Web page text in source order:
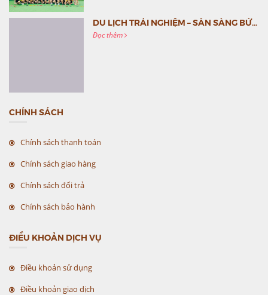
DU LỊCH TRẢI NGHIỆM – SẴN SÀNG BỨT PHÁ CÙNG MC VIỆT NAM
Đọc thêm
CHÍNH SÁCH
Chính sách thanh toán
Chính sách giao hàng
Chính sách đổi trả
Chính sách bảo hành
ĐIỀU KHOẢN DỊCH VỤ
Điều khoản sử dụng
Điều khoản giao dịch